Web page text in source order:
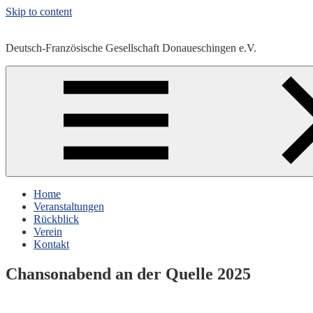
Skip to content
Deutsch-Französische Gesellschaft Donaueschingen e.V.
Home
Veranstaltungen
Rückblick
Verein
Kontakt
Chansonabend an der Quelle 2025